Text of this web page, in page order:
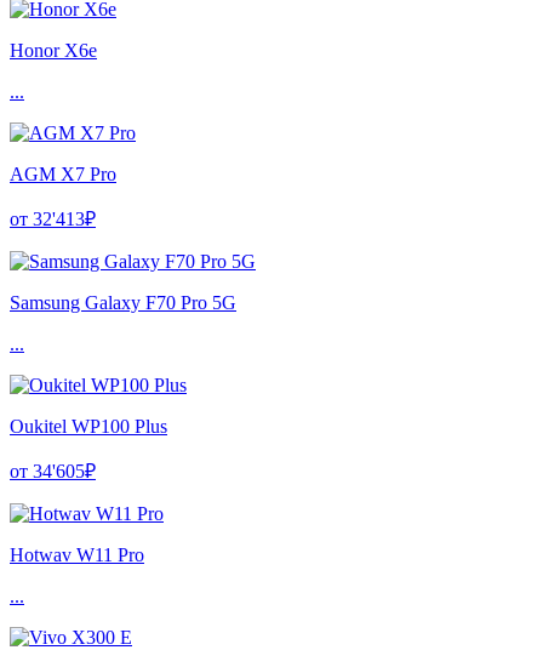
Honor X6e
...
AGM X7 Pro
от 32'413₽
Samsung Galaxy F70 Pro 5G
...
Oukitel WP100 Plus
от 34'605₽
Hotwav W11 Pro
...